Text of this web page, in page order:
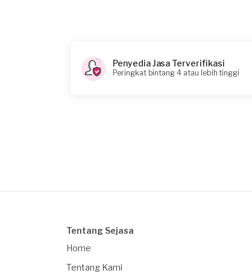
Penyedia Jasa Terverifikasi
Peringkat bintang 4 atau lebih tinggi
Tentang Sejasa
Home
Tentang Kami